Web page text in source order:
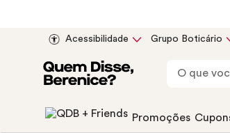
Acessibilidade Grupo Boticário
Promoções